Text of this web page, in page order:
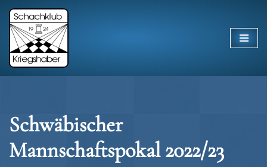
Zum
Inhalt
springen
Schwäbischer
Mannschaftspokal 2022/23